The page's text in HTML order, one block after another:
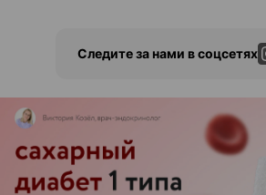
Следите за нами в соцсетях